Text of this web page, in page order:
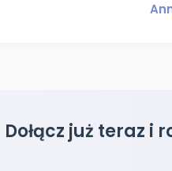
Dołącz już teraz